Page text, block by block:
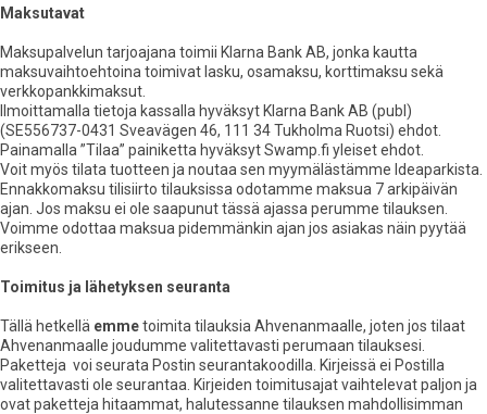
Maksutavat
Maksupalvelun tarjoajana toimii Klarna Bank AB, jonka kautta
maksuvaihtoehtoina toimivat lasku, osamaksu, korttimaksu sekä
verkkopankkimaksut.
Ilmoittamalla tietoja kassalla hyväksyt Klarna Bank AB (publ)
(SE556737-0431 Sveavägen 46, 111 34 Tukholma Ruotsi) ehdot.
Painamalla ”Tilaa” painiketta hyväksyt Swamp.fi yleiset ehdot.
Voit myös tilata tuotteen ja noutaa sen myymälästämme Ideaparkista.
Ennakkomaksu tilisiirto tilauksissa odotamme maksua 7 arkipäivän
ajan. Jos maksu ei ole saapunut tässä ajassa perumme tilauksen.
Voimme odottaa maksua pidemmänkin ajan jos asiakas näin pyytää
erikseen.
Toimitus ja lähetyksen seuranta
Tällä hetkellä emmetoimita tilauksia Ahvenanmaalle, joten jos tilaat
Ahvenanmaalle joudumme valitettavasti perumaan tilauksesi.
Paketteja voi seurata Postin seurantakoodilla. Kirjeissä ei Postilla
valitettavasti ole seurantaa. Kirjeiden toimitusajat vaihtelevat paljon ja
ovat paketteja hitaammat, halutessanne tilauksen mahdollisimman